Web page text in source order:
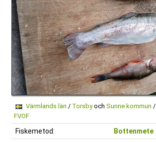
Värmlands län / Torsbyoch Sunne kommun /
FVOF
Fiskemetod:
Bottenmete